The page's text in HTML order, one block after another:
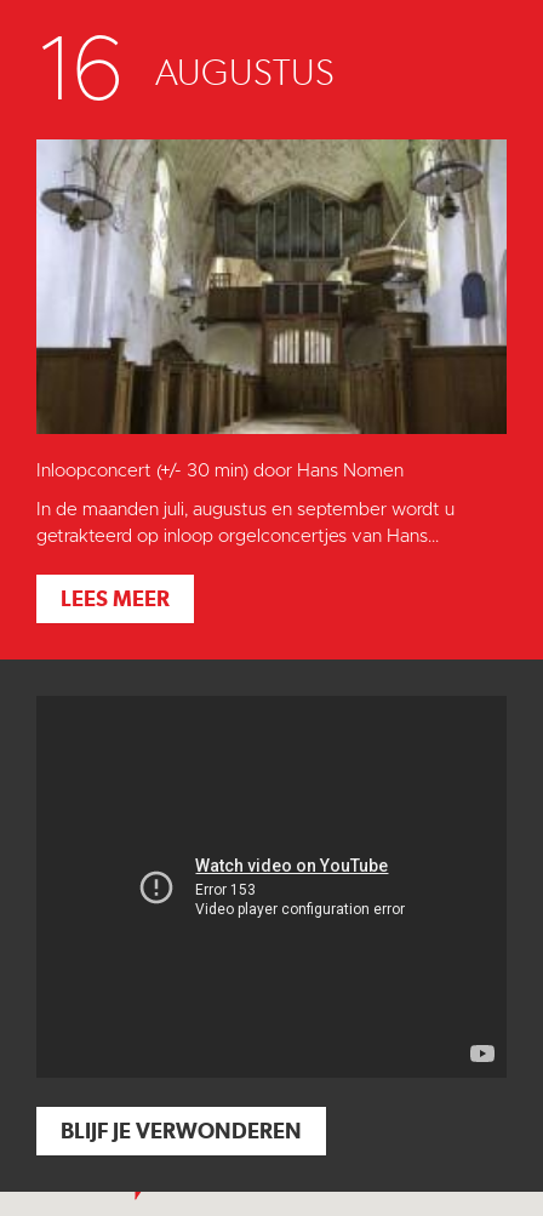
16 AUGUSTUS
Inloopconcert (+/- 30 min) door Hans Nomen
In de maanden juli, augustus en september wordt u
getrakteerd op inloop orgelconcertjes van Hans...
LEES MEER
BLIJF JE VERWONDEREN